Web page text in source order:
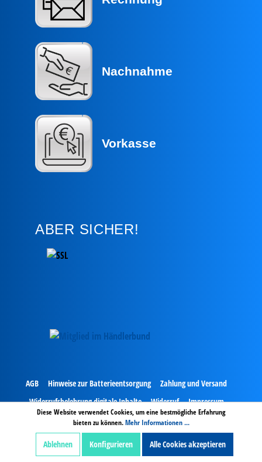
Nachnahme
Vorkasse
ABER SICHER!
AGB Hinweise zur Batterieentsorgung
Zahlung und Versand
Widerrufsbelehrung digitale Inhalte
Widerruf
Impressum
Datenschutz
Alle Preise exkl. gesetzl. Mehrwertsteuer zzgl.
Diese Website verwendet Cookies, um eine bestmögliche Erfahrung
bieten zu können.Mehr Informationen ...
Ablehnen Konfigurieren Alle Cookies akzeptieren